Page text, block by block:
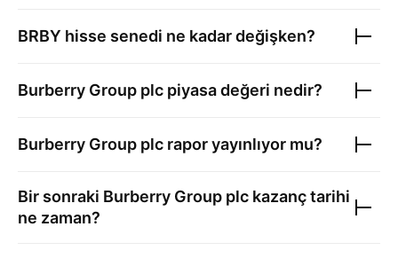
BRBY hisse senedi ne kadar değişken?
Burberry Group plc piyasa değeri nedir?
Burberry Group plc rapor yayınlıyor mu?
Bir sonraki Burberry Group plc kazanç tarihi
ne zaman?